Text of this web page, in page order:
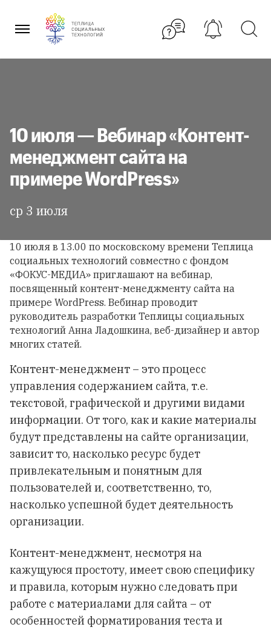
содержанию
10 июля — Вебинар «Контент-
менеджмент сайта на
примере WordPress»
ср 3 июля
10 июля в 13.00 по московскому времени Теплица
социальных технологий совместно с фондом
«ФОКУС-МЕДИА» приглашают на вебинар,
посвященный контент-менеджменту сайта на
примере WordPress. Вебинар проводит
руководитель разработки Теплицы социальных
технологий Анна Ладошкина, веб-дизайнер и автор
многих статей.
Контент-менеджмент – это процесс
управления содержанием сайта, т.е.
текстовой, графической и другими видами
информации. От того, как и какие материалы
будут представлены на сайте организации,
зависит то, насколько ресурс будет
привлекательным и понятным для
пользователей и, соответственно, то,
насколько успешной будет деятельность
организации.
Контент-менеджмент, несмотря на
кажущуюся простоту, имеет свою специфику
и правила, которым нужно следовать при
работе с материалами для сайта – от
особенностей форматирования теста и